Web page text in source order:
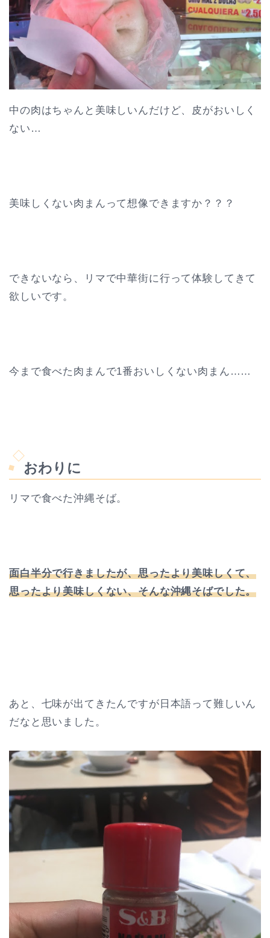
中の肉はちゃんと美味しいんだけど、皮がおいしく
ない…
美味しくない肉まんって想像できますか？？？
できないなら、リマで中華街に行って体験してきて
欲しいです。
今まで食べた肉まんで1番おいしくない肉まん……
おわりに
リマで食べた沖縄そば。
面白半分で行きましたが、思ったより美味しくて、
思ったより美味しくない、そんな沖縄そばでした。
あと、七味が出てきたんですが日本語って難しいん
だなと思いました。